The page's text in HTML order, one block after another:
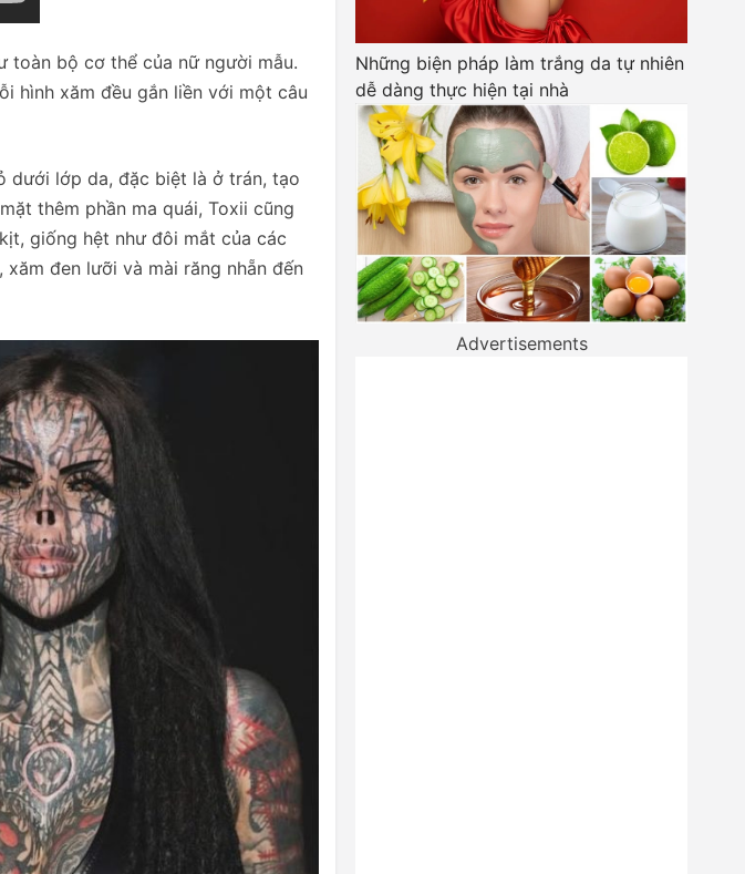
toàn bộ cơ thể của nữ người mẫu.
hình xăm đều gắn liền với một câu
dưới lớp da, đặc biệt là ở trán, tạo
thêm phần ma quái, Toxii cũng
giống hệt như đôi mắt của các
đen lưỡi và mài răng nhẵn đến
Những biện pháp làm trắng da tự nhiên
dễ dàng thực hiện tại nhà
Advertisements